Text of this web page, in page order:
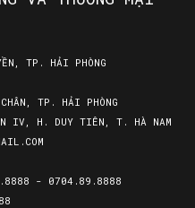
TP. HẢI PHÒNG
TP. HẢI PHÒNG
IV, H. DUY TIÊN, T. HÀ NAM
- 0704.89.8888